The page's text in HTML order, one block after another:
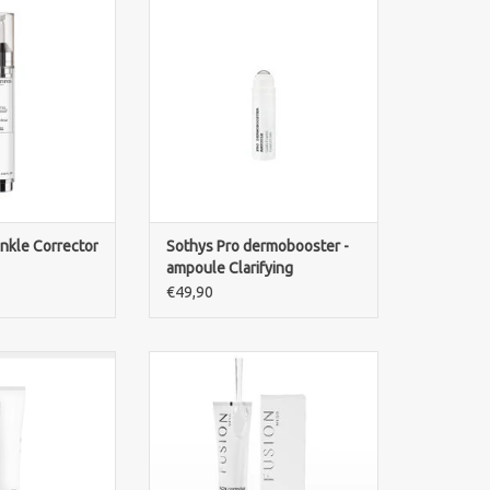
Sothys BX
huid."
WINKELWAGEN
Corrector
teint. Speciaal voor volwassen
TOEVOEGEN AAN WINKELWAGEN
Sothys Pro dermobooster -
ampoule Clarifying
€49,90
op te vullen,
en verstevigt
Fusion Meso ACN corrector for
Intensieve behandeling om
oneffenheden te behandelen. –
Acnevlekken. – Verbeter de
huidskleur. – Intensieve